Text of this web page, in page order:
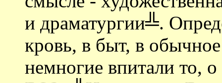
и драматургии╩.
кровь, в быт, в
немногие впитали то,